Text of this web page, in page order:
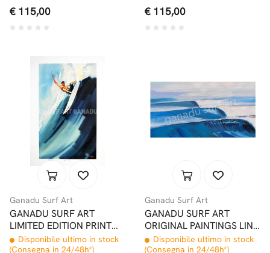
€ 115,00 € 115,00
Ganadu Surf Art
GANADU SURF ART
LIMITED EDITION PRINT
#14 35x50
Disponibile ultimo in stock
(Consegna in 24/48h*)
Ganadu Surf Art
GANADU SURF ART
ORIGINAL PAINTINGS LINE
UP 43x68
Disponibile ultimo in stock
(Consegna in 24/48h*)